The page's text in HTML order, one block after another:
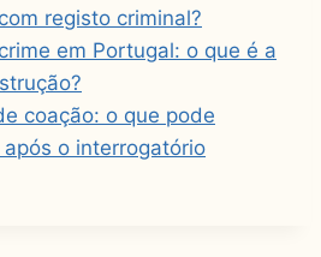
registo criminal?
em Portugal: o que é a
coação: o que pode
o interrogatório